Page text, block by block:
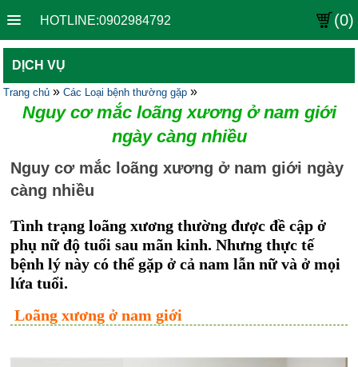
HOTLINE:0902984792 (0)
DỊCH VỤ
Trang chủ » Các Loại bệnh thường gặp »
Nguy cơ mắc loãng xương ở nam giới
ngày càng nhiều
Nguy cơ mắc loãng xương ở nam giới ngày
càng nhiều
Tình trạng loãng xương thường được đề cập ở
phụ nữ độ tuổi sau mãn kinh. Nhưng thực tế
bệnh lý này có thể gặp ở cả nam lẫn nữ và ở mọi
lứa tuổi.
Loãng xương ở nam giới